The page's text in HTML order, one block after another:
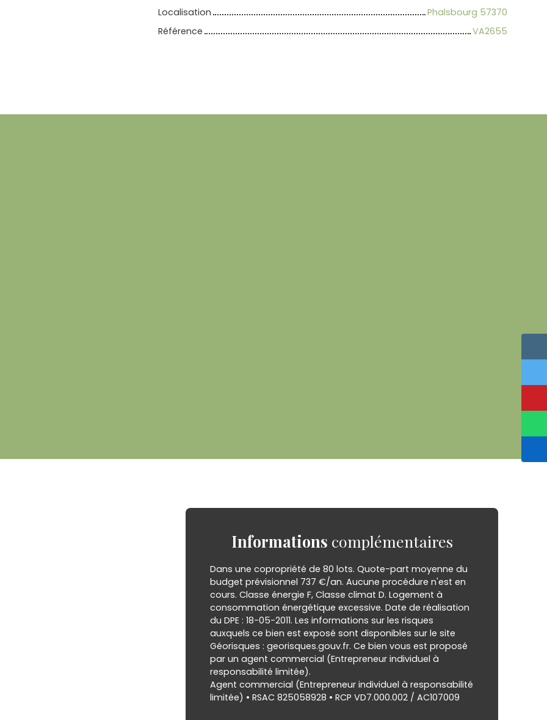
Localisation
Phalsbourg 57370
Référence
VA2655
Informations complémentaires
Dans une copropriété de 80 lots. Quote-part moyenne du
budget prévisionnel 737 €/an. Aucune procédure n'est en
cours. Classe énergie F, Classe climat D. Logement à
consommation énergétique excessive. Date de réalisation
du DPE : 18-05-2011. Les informations sur les risques
auxquels ce bien est exposé sont disponibles sur le site
Géorisques : georisques.gouv.fr. Ce bien vous est proposé
par un agent commercial (Entrepreneur individuel à
responsabilité limitée).
Agent commercial (Entrepreneur individuel à responsabilité
limitée) • RSAC 825058928 • RCP VD7.000.002 / AC107009